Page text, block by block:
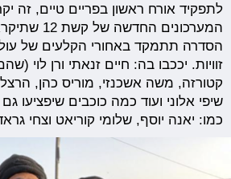
לתפקיד אורח ראשון בפריים טיים, זה
המערכונים
הסדרה תתמקד באחורי הקלעים של
זוויות. יככבו בה: חיים זנאתי ורן לוי
קטורזה, משה אשכנזי, מוריס כהן, הרצל
שיפי אלוני ועוד כמה כוכבים שיפציעו
כמו: יאנה יוסף, שלומי קוריאט וצחי